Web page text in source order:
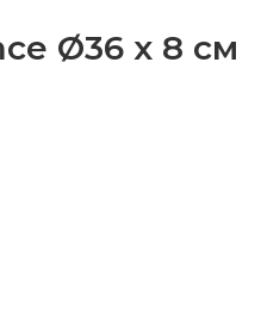
Ø36 x 8 см